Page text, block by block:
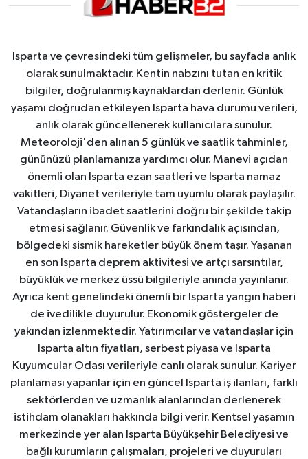
Isparta ve çevresindeki tüm gelişmeler, bu sayfada anlık
olarak sunulmaktadır. Kentin nabzını tutan en kritik
bilgiler, doğrulanmış kaynaklardan derlenir. Günlük
yaşamı doğrudan etkileyen Isparta hava durumu verileri,
anlık olarak güncellenerek kullanıcılara sunulur.
Meteoroloji'den alınan 5 günlük ve saatlik tahminler,
gününüzü planlamanıza yardımcı olur. Manevi açıdan
önemli olan Isparta ezan saatleri ve Isparta namaz
vakitleri, Diyanet verileriyle tam uyumlu olarak paylaşılır.
Vatandaşların ibadet saatlerini doğru bir şekilde takip
etmesi sağlanır. Güvenlik ve farkındalık açısından,
bölgedeki sismik hareketler büyük önem taşır. Yaşanan
en son Isparta deprem aktivitesi ve artçı sarsıntılar,
büyüklük ve merkez üssü bilgileriyle anında yayınlanır.
Ayrıca kent genelindeki önemli bir Isparta yangın haberi
de ivedilikle duyurulur. Ekonomik göstergeler de
yakından izlenmektedir. Yatırımcılar ve vatandaşlar için
Isparta altın fiyatları, serbest piyasa ve Isparta
Kuyumcular Odası verileriyle canlı olarak sunulur. Kariyer
planlaması yapanlar için en güncel Isparta iş ilanları, farklı
sektörlerden ve uzmanlık alanlarından derlenerek
istihdam olanakları hakkında bilgi verir. Kentsel yaşamın
merkezinde yer alan Isparta Büyükşehir Belediyesi ve
bağlı kurumların çalışmaları, projeleri ve duyuruları